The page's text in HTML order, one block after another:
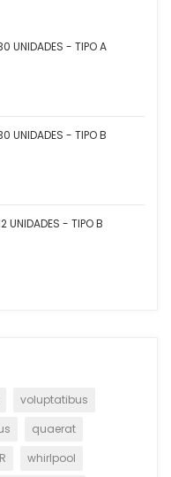
UNIDADES - TIPO A
UNIDADES - TIPO B
UNIDADES - TIPO B
voluptatibus
quaerat
whirlpool